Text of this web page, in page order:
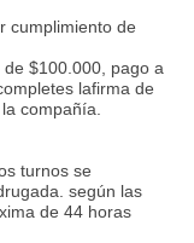
cumplimiento de
$100.000, pago a
lafirma de
compañía.
turnos se
según las
de 44 horas